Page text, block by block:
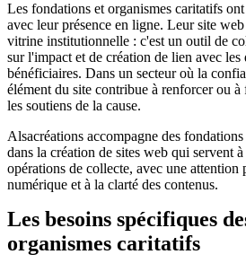
Les fondations et organismes caritatifs
avec leur présence en ligne. Leur site
vitrine institutionnelle : c'est un outil de
sur l'impact et de création de lien avec les
bénéficiaires. Dans un secteur où la
élément du site contribue à renforcer ou
les soutiens de la cause.
Alsacréations accompagne des
dans la création de sites web qui servent
opérations de collecte, avec une attention
numérique et à la clarté des contenus.
Les besoins spécifiques
organismes caritatifs